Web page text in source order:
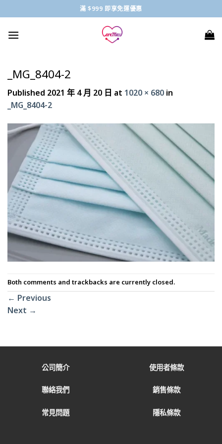
to
content
滿 $999 即享免運優惠
_MG_8404-2
Published 2021 年 4 月 20 日 at 1020 × 680 in
_MG_8404-2
Both comments and trackbacks are currently closed.
← Previous
Next →
公司簡介
聯絡我們
常見問題
使用者條款
銷售條款
隱私條款